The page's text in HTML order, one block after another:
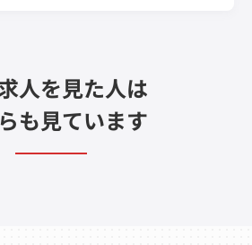
人を見た人は
も見ています